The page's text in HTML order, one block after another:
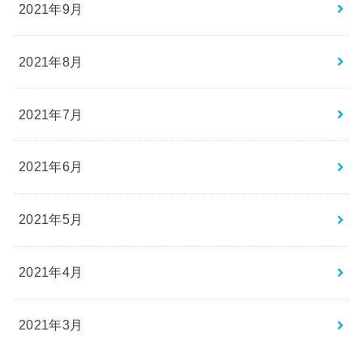
2021年9月
2021年8月
2021年7月
2021年6月
2021年5月
2021年4月
2021年3月